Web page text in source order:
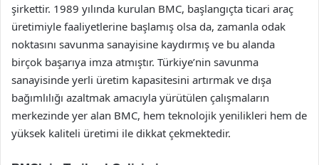
şirkettir. 1989 yılında kurulan BMC, başlangıçta ticari araç
üretimiyle faaliyetlerine başlamış olsa da, zamanla odak
noktasını savunma sanayisine kaydırmış ve bu alanda
birçok başarıya imza atmıştır. Türkiye’nin savunma
sanayisinde yerli üretim kapasitesini artırmak ve dışa
bağımlılığı azaltmak amacıyla yürütülen çalışmaların
merkezinde yer alan BMC, hem teknolojik yenilikleri hem de
yüksek kaliteli üretimi ile dikkat çekmektedir.